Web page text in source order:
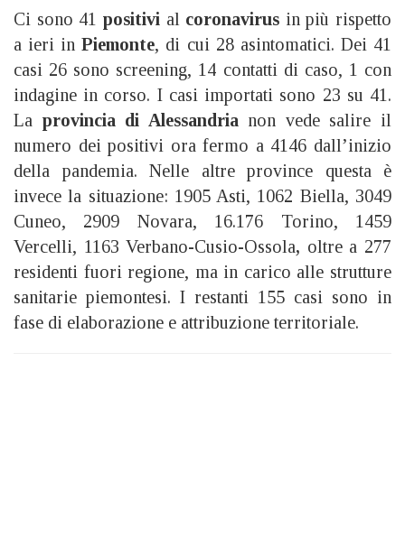
Ci sono 41 positivi al coronavirus in più rispetto
a ieri inPiemonte, di cui 28 asintomatici. Dei 41
casi 26 sono screening, 14 contatti di caso, 1 con
indagine in corso. I casi importati sono 23 su 41.
La provincia di Alessandria non vede salire il
numero dei positivi ora fermo a 4146 dall’inizio
della pandemia. Nelle altre province questa è
invece la situazione: 1905 Asti, 1062 Biella, 3049
Cuneo, 2909 Novara, 16.176 Torino, 1459
Vercelli, 1163 Verbano-Cusio-Ossola, oltre a 277
residenti fuori regione, ma in carico alle strutture
sanitarie piemontesi. I restanti 155 casi sono in
fase di elaborazione e attribuzione territoriale.